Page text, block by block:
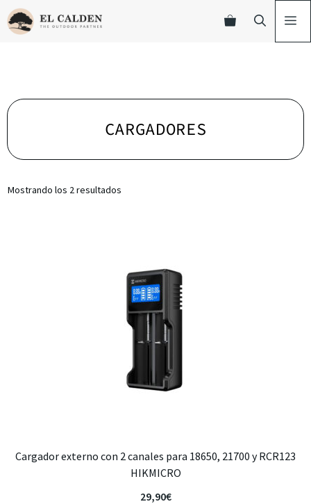
CARGADORES
Mostrando los 2 resultados
Cargador externo con 2 canales para 18650, 21700 y RCR123
HIKMICRO
29,90€